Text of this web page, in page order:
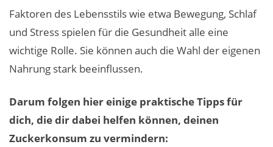
Faktoren des Lebensstils wie etwa Bewegung, Schlaf
und Stress spielen für die Gesundheit alle eine
wichtige Rolle. Sie können auch die Wahl der eigenen
Nahrung stark beeinflussen.
Darum folgen hier einige praktische Tipps für
dich, die dir dabei helfen können, deinen
Zuckerkonsum zu vermindern: